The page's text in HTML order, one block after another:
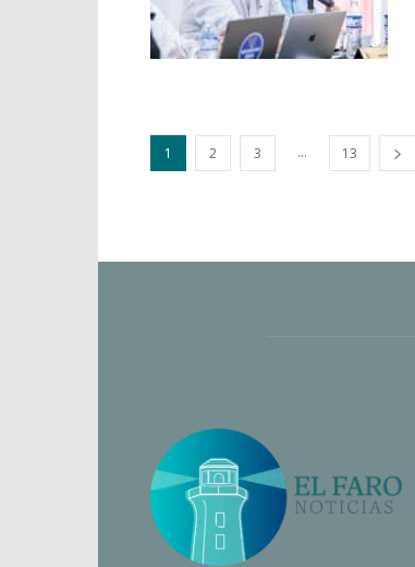
1 2 3 ... 13